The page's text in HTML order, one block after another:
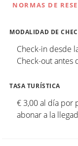
NORMAS DE
MODALIDAD DE
Check-in desde
Check-out antes
TASA TURÍSTICA
€ 3,00 al día por
abonar a la